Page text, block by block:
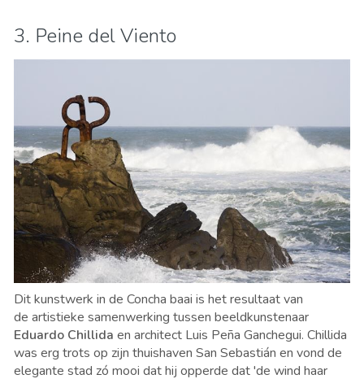
3. Peine del Viento
Dit kunstwerk in de Concha baai is het resultaat van
de artistieke samenwerking tussen beeldkunstenaar
Eduardo Chillida en architect Luis Peña Ganchegui. Chillida
was erg trots op zijn thuishaven San Sebastián en vond de
elegante stad zó mooi dat hij opperde dat 'de wind haar